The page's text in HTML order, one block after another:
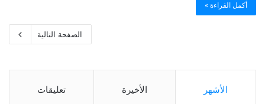
أكمل القراءة »
الصفحة التالية
الأشهر الأخيرة تعليقات